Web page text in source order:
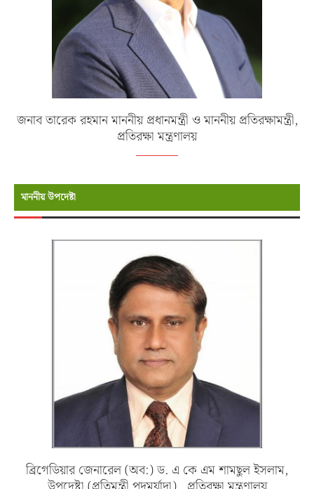
জনাব তারেক রহমান মাননীয় প্রধানমন্ত্রী ও মাননীয় প্রতিরক্ষামন্ত্রী,
প্রতিরক্ষা মন্ত্রণালয়
মাননীয় উপদেষ্টা
ব্রিগেডিয়ার জেনারেল (অব:) ড. এ কে এম শামছুল ইসলাম,